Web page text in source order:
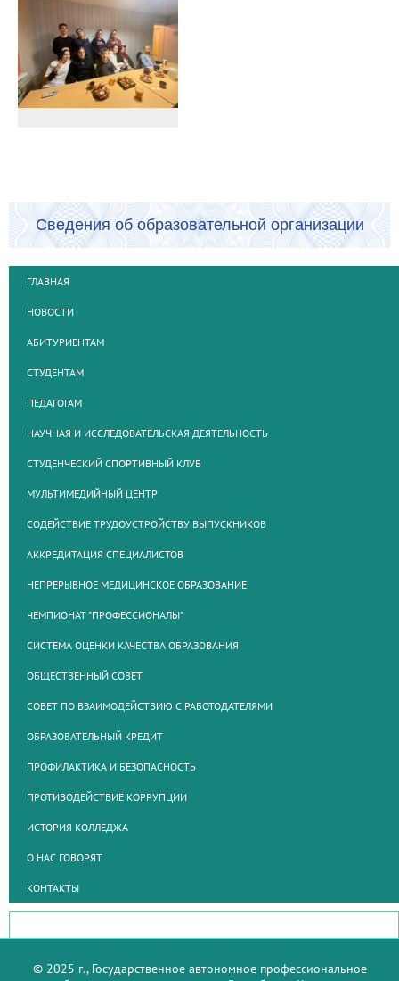
Сведения об образовательной организации
ГЛАВНАЯ
НОВОСТИ
АБИТУРИЕНТАМ
СТУДЕНТАМ
ПЕДАГОГАМ
НАУЧНАЯ И ИССЛЕДОВАТЕЛЬСКАЯ ДЕЯТЕЛЬНОСТЬ
СТУДЕНЧЕСКИЙ СПОРТИВНЫЙ КЛУБ
МУЛЬТИМЕДИЙНЫЙ ЦЕНТР
СОДЕЙСТВИЕ ТРУДОУСТРОЙСТВУ ВЫПУСКНИКОВ
АККРЕДИТАЦИЯ СПЕЦИАЛИСТОВ
НЕПРЕРЫВНОЕ МЕДИЦИНСКОЕ ОБРАЗОВАНИЕ
ЧЕМПИОНАТ "ПРОФЕССИОНАЛЫ"
СИСТЕМА ОЦЕНКИ КАЧЕСТВА ОБРАЗОВАНИЯ
ОБЩЕСТВЕННЫЙ СОВЕТ
СОВЕТ ПО ВЗАИМОДЕЙСТВИЮ С РАБОТОДАТЕЛЯМИ
ОБРАЗОВАТЕЛЬНЫЙ КРЕДИТ
ПРОФИЛАКТИКА И БЕЗОПАСНОСТЬ
ПРОТИВОДЕЙСТВИЕ КОРРУПЦИИ
ИСТОРИЯ КОЛЛЕДЖА
О НАС ГОВОРЯТ
КОНТАКТЫ
© 2025 г., Государственное автономное профессиональное